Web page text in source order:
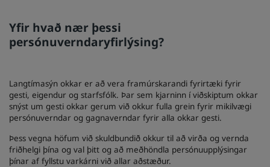
Kunlun
Yfir hvað nær þessi
persónuverndaryfirlýsing?
Langtímasýn okkar er að vera framúrskarandi fyrirtæki fyrir
gesti, eigendur og starfsfólk. Þar sem kjarninn í viðskiptum okkar
snýst um gesti okkar gerum við okkur fulla grein fyrir mikilvægi
persónuverndar og gagnaverndar fyrir alla okkar gesti.
Þess vegna höfum við skuldbundið okkur til að virða og vernda
friðhelgi þína og val þitt og að meðhöndla persónuupplýsingar
þínar af fyllstu varkárni við allar aðstæður.